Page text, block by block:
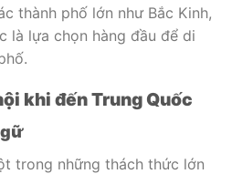
thành phố lớn như Bắc Kinh,
là lựa chọn hàng đầu để di
khi đến Trung Quốc
trong những thách thức lớn